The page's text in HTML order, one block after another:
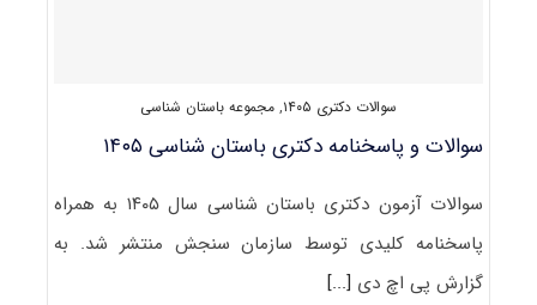
سوالات دکتری ۱۴۰۵ , مجموعه باستان شناسی
سوالات و پاسخنامه دکتری باستان شناسی ۱۴۰۵
سوالات آزمون دکتری باستان شناسی سال ۱۴۰۵ به همراه
پاسخنامه کلیدی توسط سازمان سنجش منتشر شد. به
گزارش پی اچ دی [...]